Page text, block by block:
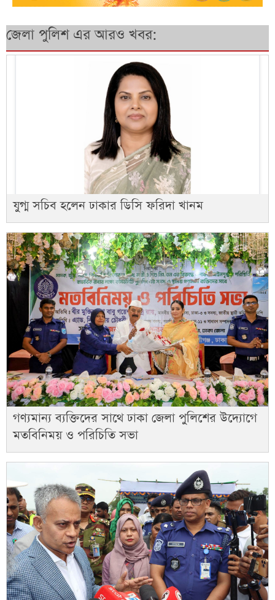
জেলা পুলিশ এর আরও খবর:
যুগ্ম সচিব হলেন ঢাকার ডিসি ফরিদা খানম
গণ্যমান্য ব্যক্তিদের সাথে ঢাকা জেলা পুলিশের উদ্যোগে
মতবিনিময় ও পরিচিতি সভা